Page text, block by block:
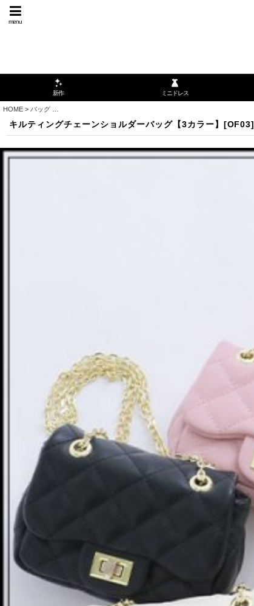
menu
新作 ミニドレス
HOME > バッグ
キルティングチェーンショルダーバッグ【3カラー】[OF03]